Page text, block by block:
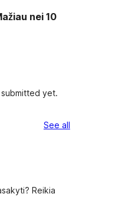
nei 10
yet.
See all
Reikia